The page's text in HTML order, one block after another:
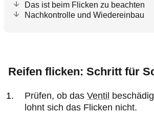
Das ist beim Flicken zu beachten
Nachkontrolle und Wiedereinbau
Reifen flicken: Schritt für
Prüfen, ob das Ventil
lohnt sich das Flicken nicht.